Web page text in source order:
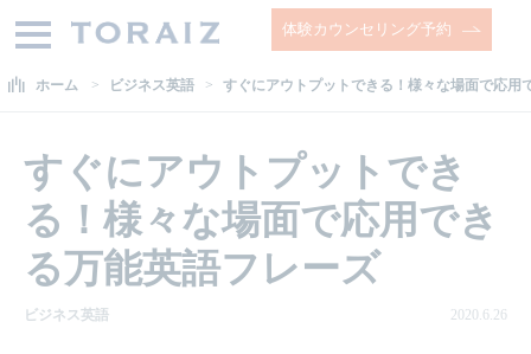
体験カウンセリング予約
ホーム ビジネス英語 すぐにアウトプットできる！様々な場面で応用
すぐにアウトプットでき
る！様々な場面で応用でき
る万能英語フレーズ
ビジネス英語 2020.6.26